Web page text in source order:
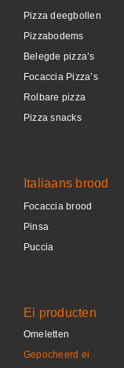
Pizza deegbollen
Pizzabodems
Belegde pizza’s
Focaccia Pizza’s
Rolbare pizza
Pizza snacks
Italiaans brood
Focaccia brood
Pinsa
Puccia
Ei producten
Omeletten
Gepocheerd ei